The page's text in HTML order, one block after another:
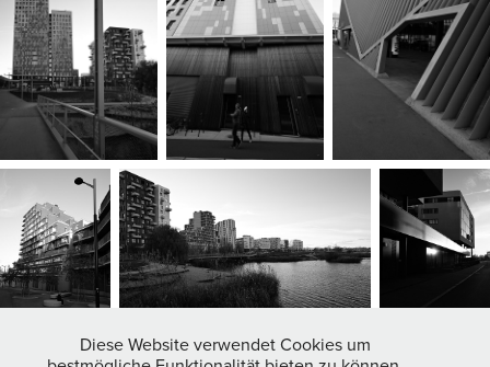
Diese Website verwendet Cookies um